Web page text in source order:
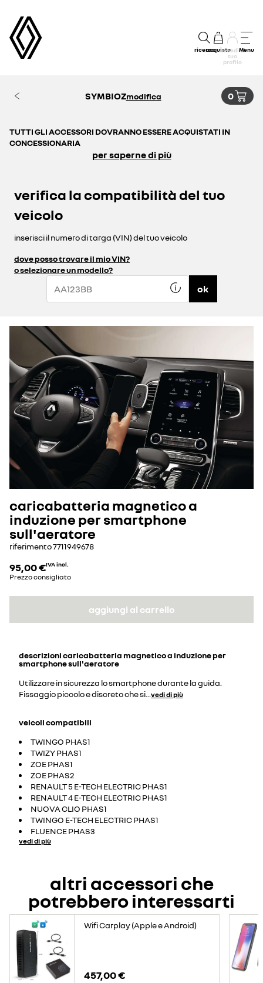
ricercaacquistoaccedi al
tuo
profilo
Menu
SYMBIOZmodifica 0
TUTTI GLI ACCESSORI DOVRANNO ESSERE ACQUISTATI IN
CONCESSIONARIA
per saperne di più
verifica la compatibilità del tuo
veicolo
inserisci il numero di targa (VIN) del tuo veicolo
dove posso trovare il mio VIN?
o selezionare un modello?
ok
caricabatteria magnetico a
induzione per smartphone
sull'aeratore
riferimento7711949678
95,00 €IVA incl.
Prezzo consigliato
aggiungi al carrello
descrizionicaricabatteria magnetico a induzione per
smartphone sull'aeratore
Utilizzare in sicurezza lo smartphone durante la guida.
Fissaggio piccolo e discreto che si vedi di più
veicoli compatibili
TWINGO PHAS1
TWIZY PHAS1
ZOE PHAS1
ZOE PHAS2
RENAULT 5 E-TECH ELECTRIC PHAS1
RENAULT 4 E-TECH ELECTRIC PHAS1
NUOVA CLIO PHAS1
TWINGO E-TECH ELECTRIC PHAS1
FLUENCE PHAS3
vedi di più
altri accessori che
potrebbero interessarti
Wifi Carplay (Apple e Android)
457,00 €